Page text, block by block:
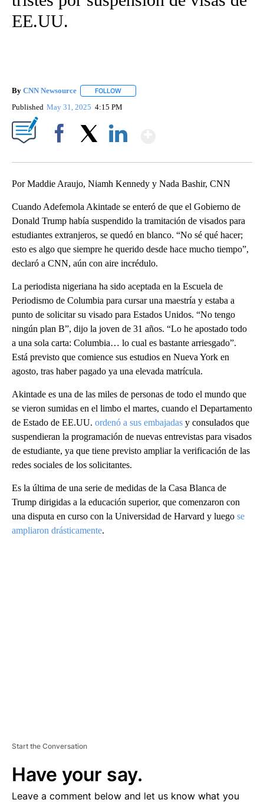
EE.UU.
By CNN Newsource FOLLOW
Published May 31, 2025 4:15 PM
Por Maddie Araujo, Niamh Kennedy y Nada Bashir, CNN
Cuando Adefemola Akintade se enteró de que el Gobierno de
Donald Trump había suspendido la tramitación de visados para
estudiantes extranjeros, se quedó en blanco. “No sé qué hacer;
esto es algo que siempre he querido desde hace mucho tiempo”,
declaró a CNN, aún con aire incrédulo.
La periodista nigeriana ha sido aceptada en la Escuela de
Periodismo de Columbia para cursar una maestría y estaba a
punto de solicitar su visado para Estados Unidos. “No tengo
ningún plan B”, dijo la joven de 31 años. “Lo he apostado todo
a una sola carta: Columbia… lo cual es bastante arriesgado”.
Está previsto que comience sus estudios en Nueva York en
agosto, tras haber pagado ya una elevada matrícula.
Akintade es una de las miles de personas de todo el mundo que
se vieron sumidas en el limbo el martes, cuando el Departamento
de Estado de EE.UU. ordenó a sus embajadas y consulados que
suspendieran la programación de nuevas entrevistas para visados
de estudiante, ya que tiene previsto ampliar la verificación de las
redes sociales de los solicitantes.
Es la última de una serie de medidas de la Casa Blanca de
Trump dirigidas a la educación superior, que comenzaron con
una disputa en curso con la Universidad de Harvard y luego se
ampliaron drásticamente.
Start the Conversation
Have your say.
Leave a comment below and let us know what you